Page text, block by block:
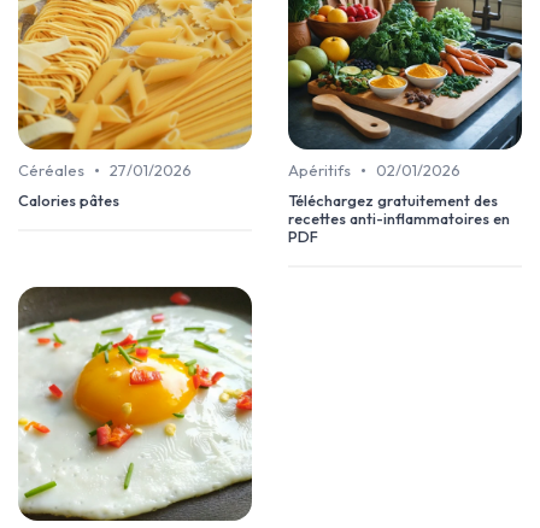
Céréales • 27/01/2026
Calories pâtes
Apéritifs •
02/01/2026
Téléchargez gratuitement des
recettes anti-inflammatoires en
PDF